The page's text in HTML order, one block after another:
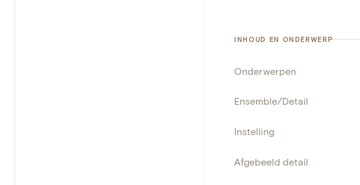
INHOUD EN ONDERWERP
Onderwerpen
Ensemble/Detail
Instelling
Afgebeeld detail